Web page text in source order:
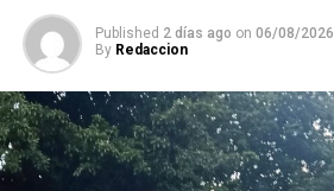
Published 2 días ago on 06/08/2026
By Redaccion